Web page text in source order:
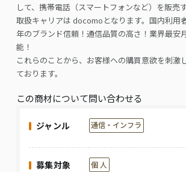
して、携帯電話（スマートフォンなど）を販売
取扱キャリアは docomoとなります。国内利⽤
年のブランド信頼！通信品質の⾼さ！業界最安
能！
これらのことから、お客様への購買意欲を刺激
ております。
この商材について問い合わせる
ジャンル 通信・インフラ
募集対象 個 人